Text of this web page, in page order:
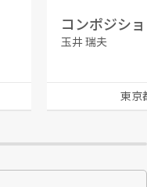
コンポジシ
玉井 瑞夫
東京